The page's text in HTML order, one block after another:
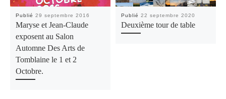
Publié29 septembre 2016
Maryse et Jean-Claude
exposent au Salon
Automne Des Arts de
Tomblaine le 1 et 2
Octobre.
Publié22 septembre 2020
Deuxième tour de table